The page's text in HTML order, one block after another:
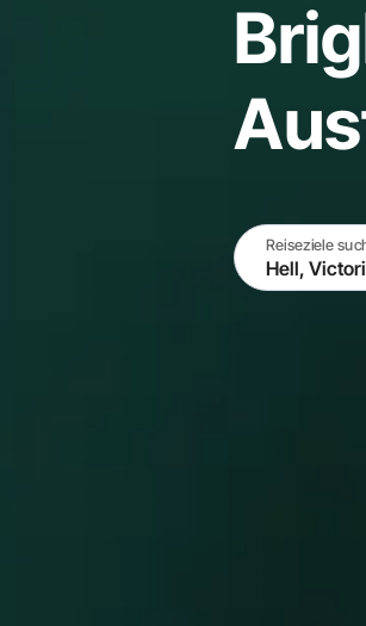
Reiseziele